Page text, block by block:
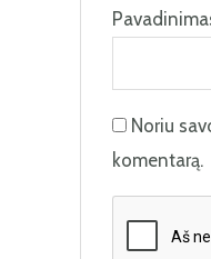
Noriu
komentarą.